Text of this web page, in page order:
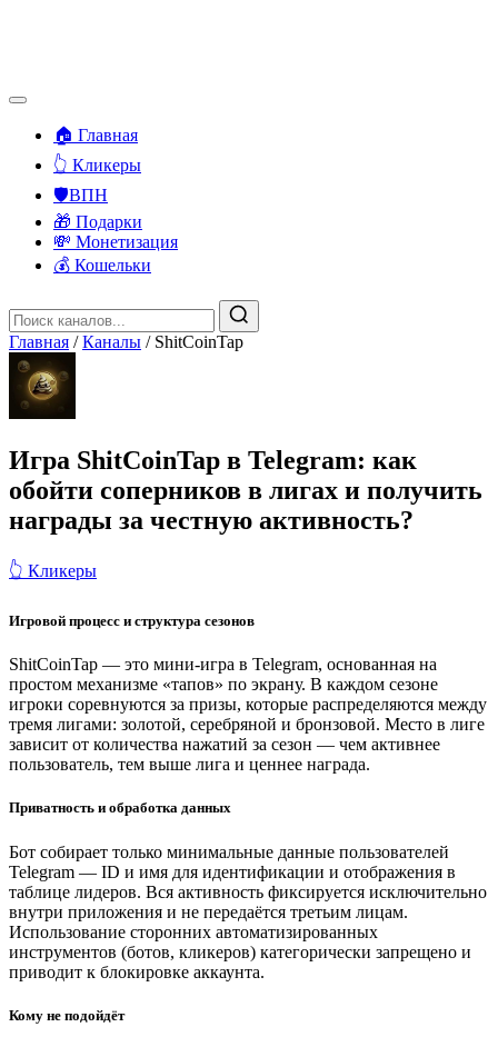
🏠 Главная
👆 Кликеры
🛡️ВПН
🎁 Подарки
💸 Монетизация
💰 Кошельки
Главная / Каналы / ShitCoinTap
Игра ShitCoinTap в Telegram: как
обойти соперников в лигах и получить
награды за честную активность?
👆 Кликеры
Игровой процесс и структура сезонов
ShitCoinTap — это мини-игра в Telegram, основанная на
простом механизме «тапов» по экрану. В каждом сезоне
игроки соревнуются за призы, которые распределяются между
тремя лигами: золотой, серебряной и бронзовой. Место в лиге
зависит от количества нажатий за сезон — чем активнее
пользователь, тем выше лига и ценнее награда.
Приватность и обработка данных
Бот собирает только минимальные данные пользователей
Telegram — ID и имя для идентификации и отображения в
таблице лидеров. Вся активность фиксируется исключительно
внутри приложения и не передаётся третьим лицам.
Использование сторонних автоматизированных
инструментов (ботов, кликеров) категорически запрещено и
приводит к блокировке аккаунта.
Кому не подойдёт